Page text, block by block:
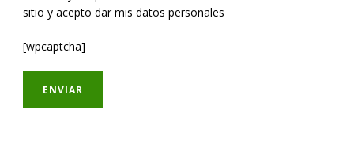
sitio y acepto dar mis datos personales
[wpcaptcha]